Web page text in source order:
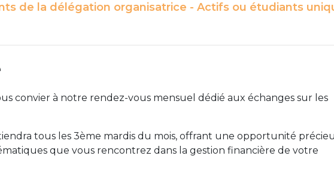
de la délégation organisatrice - Actifs ou étudiants
convier à notre rendez-vous mensuel dédié aux échanges sur les
tous les 3ème mardis du mois, offrant une opportunité
que vous rencontrez dans la gestion financière de votre